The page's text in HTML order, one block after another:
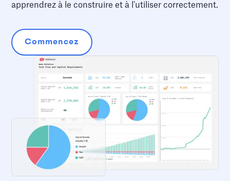
apprendrez à le construire et à l'utiliser correctement.
Commencez